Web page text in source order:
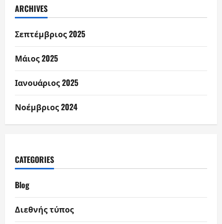
ARCHIVES
Σεπτέμβριος 2025
Μάιος 2025
Ιανουάριος 2025
Νοέμβριος 2024
CATEGORIES
Blog
Διεθνής τύπος